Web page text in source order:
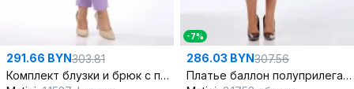
291.66 BYN303.81
Комплект блузки и брюк с пайетками и кулиской в демисезон
-7%
286.03 BYN307.56
Платье баллон полуприлегающего силуэта с карманами и пуговицами